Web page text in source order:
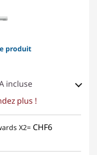
produit
incluse
-CHF 29.98
plus !
X2= CHF6